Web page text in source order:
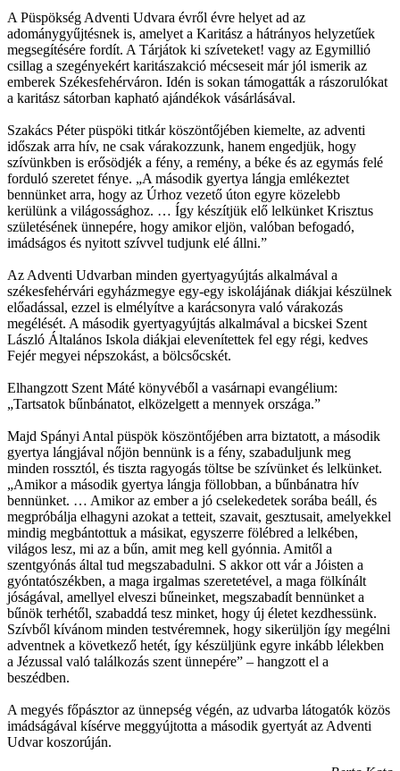
A Püspökség Adventi Udvara évről évre helyet ad az
adománygyűjtésnek is, amelyet a Karitász a hátrányos helyzetűek
megsegítésére fordít. A Tárjátok ki szíveteket! vagy az Egymillió
csillag a szegényekért karitászakció mécseseit már jól ismerik az
emberek Székesfehérváron. Idén is sokan támogatták a rászorulókat
a karitász sátorban kapható ajándékok vásárlásával.
Szakács Péter püspöki titkár köszöntőjében kiemelte, az adventi
időszak arra hív, ne csak várakozzunk, hanem engedjük, hogy
szívünkben is erősödjék a fény, a remény, a béke és az egymás felé
forduló szeretet fénye. „A második gyertya lángja emlékeztet
bennünket arra, hogy az Úrhoz vezető úton egyre közelebb
kerülünk a világossághoz. … Így készítjük elő lelkünket Krisztus
születésének ünnepére, hogy amikor eljön, valóban befogadó,
imádságos és nyitott szívvel tudjunk elé állni.”
Az Adventi Udvarban minden gyertyagyújtás alkalmával a
székesfehérvári egyházmegye egy-egy iskolájának diákjai készülnek
előadással, ezzel is elmélyítve a karácsonyra való várakozás
megélését. A második gyertyagyújtás alkalmával a bicskei Szent
László Általános Iskola diákjai elevenítettek fel egy régi, kedves
Fejér megyei népszokást, a bölcsőcskét.
Elhangzott Szent Máté könyvéből a vasárnapi evangélium:
„Tartsatok bűnbánatot, elközelgett a mennyek országa.”
Majd Spányi Antal püspök köszöntőjében arra biztatott, a második
gyertya lángjával nőjön bennünk is a fény, szabaduljunk meg
minden rossztól, és tiszta ragyogás töltse be szívünket és lelkünket.
„Amikor a második gyertya lángja föllobban, a bűnbánatra hív
bennünket. … Amikor az ember a jó cselekedetek sorába beáll, és
megpróbálja elhagyni azokat a tetteit, szavait, gesztusait, amelyekkel
mindig megbántottuk a másikat, egyszerre fölébred a lelkében,
világos lesz, mi az a bűn, amit meg kell gyónnia. Amitől a
szentgyónás által tud megszabadulni. S akkor ott vár a Jóisten a
gyóntatószékben, a maga irgalmas szeretetével, a maga fölkínált
jóságával, amellyel elveszi bűneinket, megszabadít bennünket a
bűnök terhétől, szabaddá tesz minket, hogy új életet kezdhessünk.
Szívből kívánom minden testvéremnek, hogy sikerüljön így megélni
adventnek a következő hetét, így készüljünk egyre inkább lélekben
a Jézussal való találkozás szent ünnepére” – hangzott el a
beszédben.
A megyés főpásztor az ünnepség végén, az udvarba látogatók közös
imádságával kísérve meggyújtotta a második gyertyát az Adventi
Udvar koszorúján.